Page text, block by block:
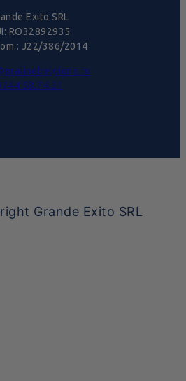
Exito SRL
RO32892935
J22/386/2014
Grande Exito SRL